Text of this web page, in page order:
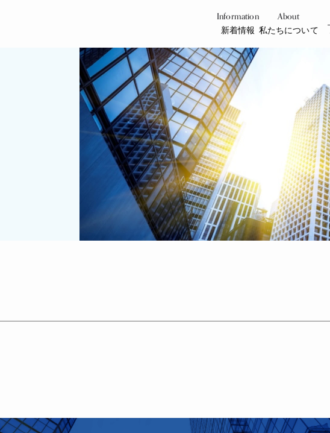
Information
新着情報
About
私たちについて